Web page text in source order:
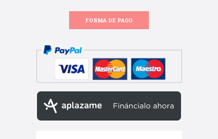
FORMA DE PAGO